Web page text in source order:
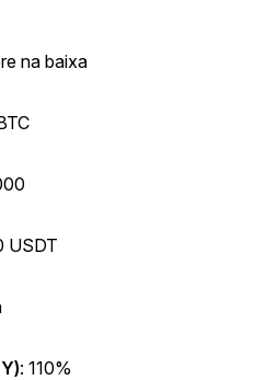
na baixa
USDT
: 110%